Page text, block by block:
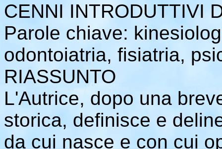
CENNI INTRODUTTIVI
Parole chiave:
odontoiatria, fisiatria,
RIASSUNTO
L'Autrice, dopo una
storica, definisce e
da cui nasce e con cui